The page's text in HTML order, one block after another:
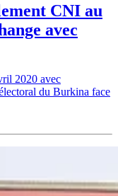
CNI au
avec
2020 avec
du Burkina face